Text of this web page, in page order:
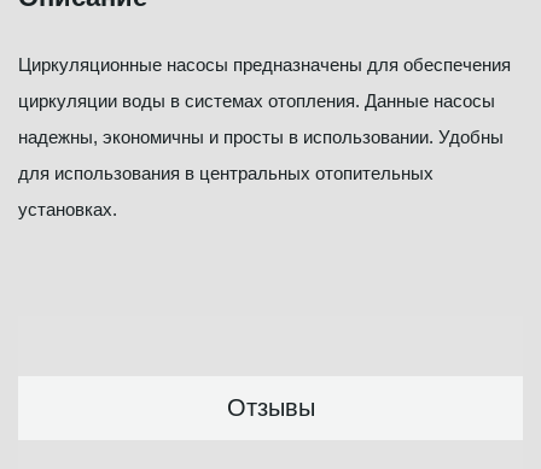
Циркуляционные насосы предназначены для обеспечения
циркуляции воды в системах отопления. Данные насосы
надежны, экономичны и просты в использовании. Удобны
для использования в центральных отопительных
установках.
Отзывы